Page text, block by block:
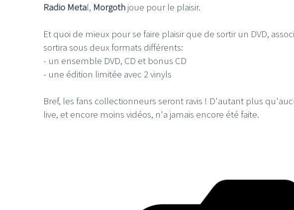
Radio Metal, Morgoth joue pour le plaisir.
Et quoi de mieux pour se faire plaisir que de sortir un DVD,
sortira sous deux formats différents:
- un ensemble DVD, CD et bonus CD
- une édition limitée avec 2 vinyls
Bref, les fans collectionneurs seront ravis ! D'autant plus
live, et encore moins vidéos, n'a jamais encore été faite.